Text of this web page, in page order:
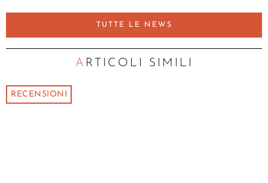
TUTTE LE NEWS
ARTICOLI SIMILI
RECENSIONI